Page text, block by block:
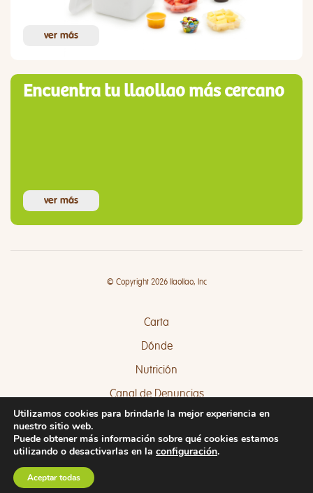
ver más
Encuentra tu llaollao más cercano
ver más
© Copyright 2026 llaollao, Inc
Carta
Dónde
Nutrición
Canal de Denuncias
Quejas y Sugerencias
Utilizamos cookies para brindarle la mejor experiencia en
nuestro sitio web.
Puede obtener más información sobre qué cookies estamos
utilizando o desactivarlas en la configuración.
Aceptar todas